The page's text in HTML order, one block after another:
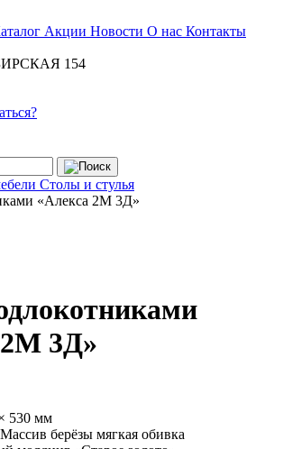
Акции Новости О нас Контакты
154
Столы и стулья
«Алекса 2М 3Д»
2М 3Д»
530 мм
берёзы мягкая обивка